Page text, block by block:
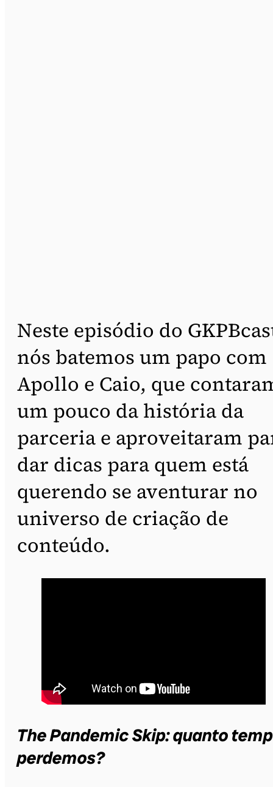
Neste episódio do
nós batemos um papo com
Apollo e Caio, que
um pouco da história da
parceria e aproveitaram
dar dicas para quem está
querendo se aventurar no
universo de criação de
conteúdo.
The Pandemic Skip: quanto
perdemos?